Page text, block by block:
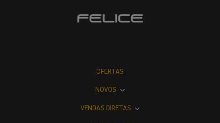
OFERTAS
NOVOS
VENDAS DIRETAS